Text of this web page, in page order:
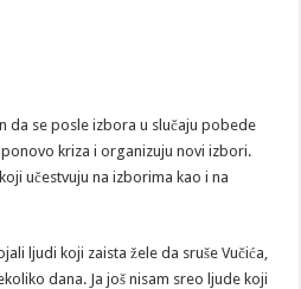
da se posle izbora u slučaju pobede
kriza i organizuju novi izbori.
učestvuju na izborima kao i na
ljudi koji zaista žele da sruše Vučića,
dana. Ja još nisam sreo ljude koji